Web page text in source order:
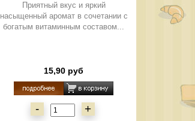
Приятный вкус и яркий
насыщенный аромат в сочетании с
богатым витаминным составом...
15,90 руб
- +